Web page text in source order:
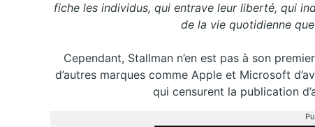
fiche les individus, qui entrave leur liberté, qui
de la vie quotidienne
Cependant, Stallman n’en est pas à son
d’autres marques comme Apple et Microsoft
qui censurent la publication